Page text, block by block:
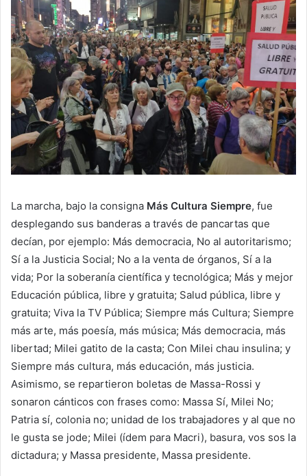
La marcha, bajo la consigna Más Cultura Siempre, fue
desplegando sus banderas a través de pancartas que
decían, por ejemplo: Más democracia, No al autoritarismo;
Sí a la Justicia Social; No a la venta de órganos, Sí a la
vida; Por la soberanía científica y tecnológica; Más y mejor
Educación pública, libre y gratuita; Salud pública, libre y
gratuita; Viva la TV Pública; Siempre más Cultura; Siempre
más arte, más poesía, más música; Más democracia, más
libertad; Milei gatito de la casta; Con Milei chau insulina; y
Siempre más cultura, más educación, más justicia.
Asimismo, se repartieron boletas de Massa-Rossi y
sonaron cánticos con frases como: Massa Sí, Milei No;
Patria sí, colonia no; unidad de los trabajadores y al que no
le gusta se jode; Milei (ídem para Macri), basura, vos sos la
dictadura; y Massa presidente, Massa presidente.